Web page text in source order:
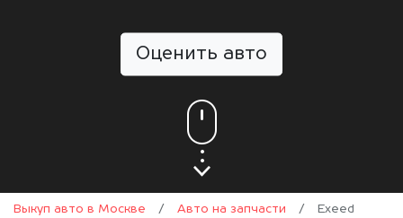
Оценить авто
Выкуп авто в Москве / Авто на запчасти / Exeed